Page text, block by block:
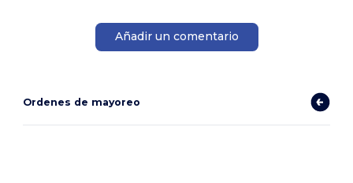
Añadir un comentario
Ordenes de mayoreo